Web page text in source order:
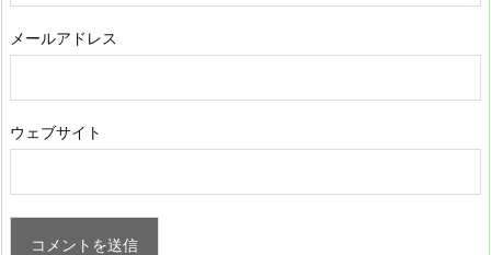
メールアドレス
ウェブサイト